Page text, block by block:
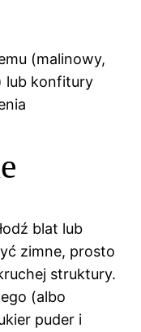
(malinowy,
lub konfitury
blat lub
zimne, prosto
struktury.
(albo
puder i